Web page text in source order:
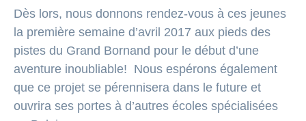
Dès lors, nous donnons rendez-vous à ces jeunes
la première semaine d’avril 2017 aux pieds des
pistes du Grand Bornand pour le début d’une
aventure inoubliable! Nous espérons également
que ce projet se pérennisera dans le future et
ouvrira ses portes à d’autres écoles spécialisées